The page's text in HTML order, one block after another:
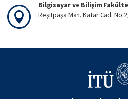
Bilgisayar ve Bilişim
Reşitpaşa Mah. Katar Cad.